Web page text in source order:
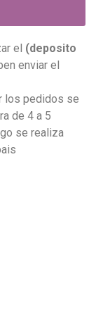
el (deposito
enviar el
los pedidos se
de 4 a 5
se realiza